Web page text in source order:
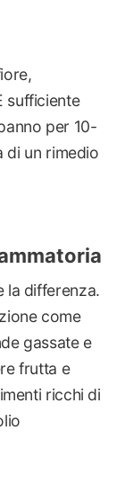
sufficiente
per 10-
di un rimedio
la differenza.
come
gassate e
frutta e
ricchi di